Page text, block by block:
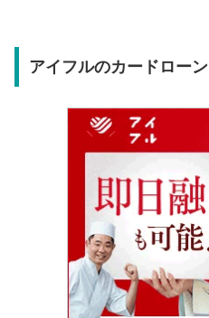
アイフルのカードローン